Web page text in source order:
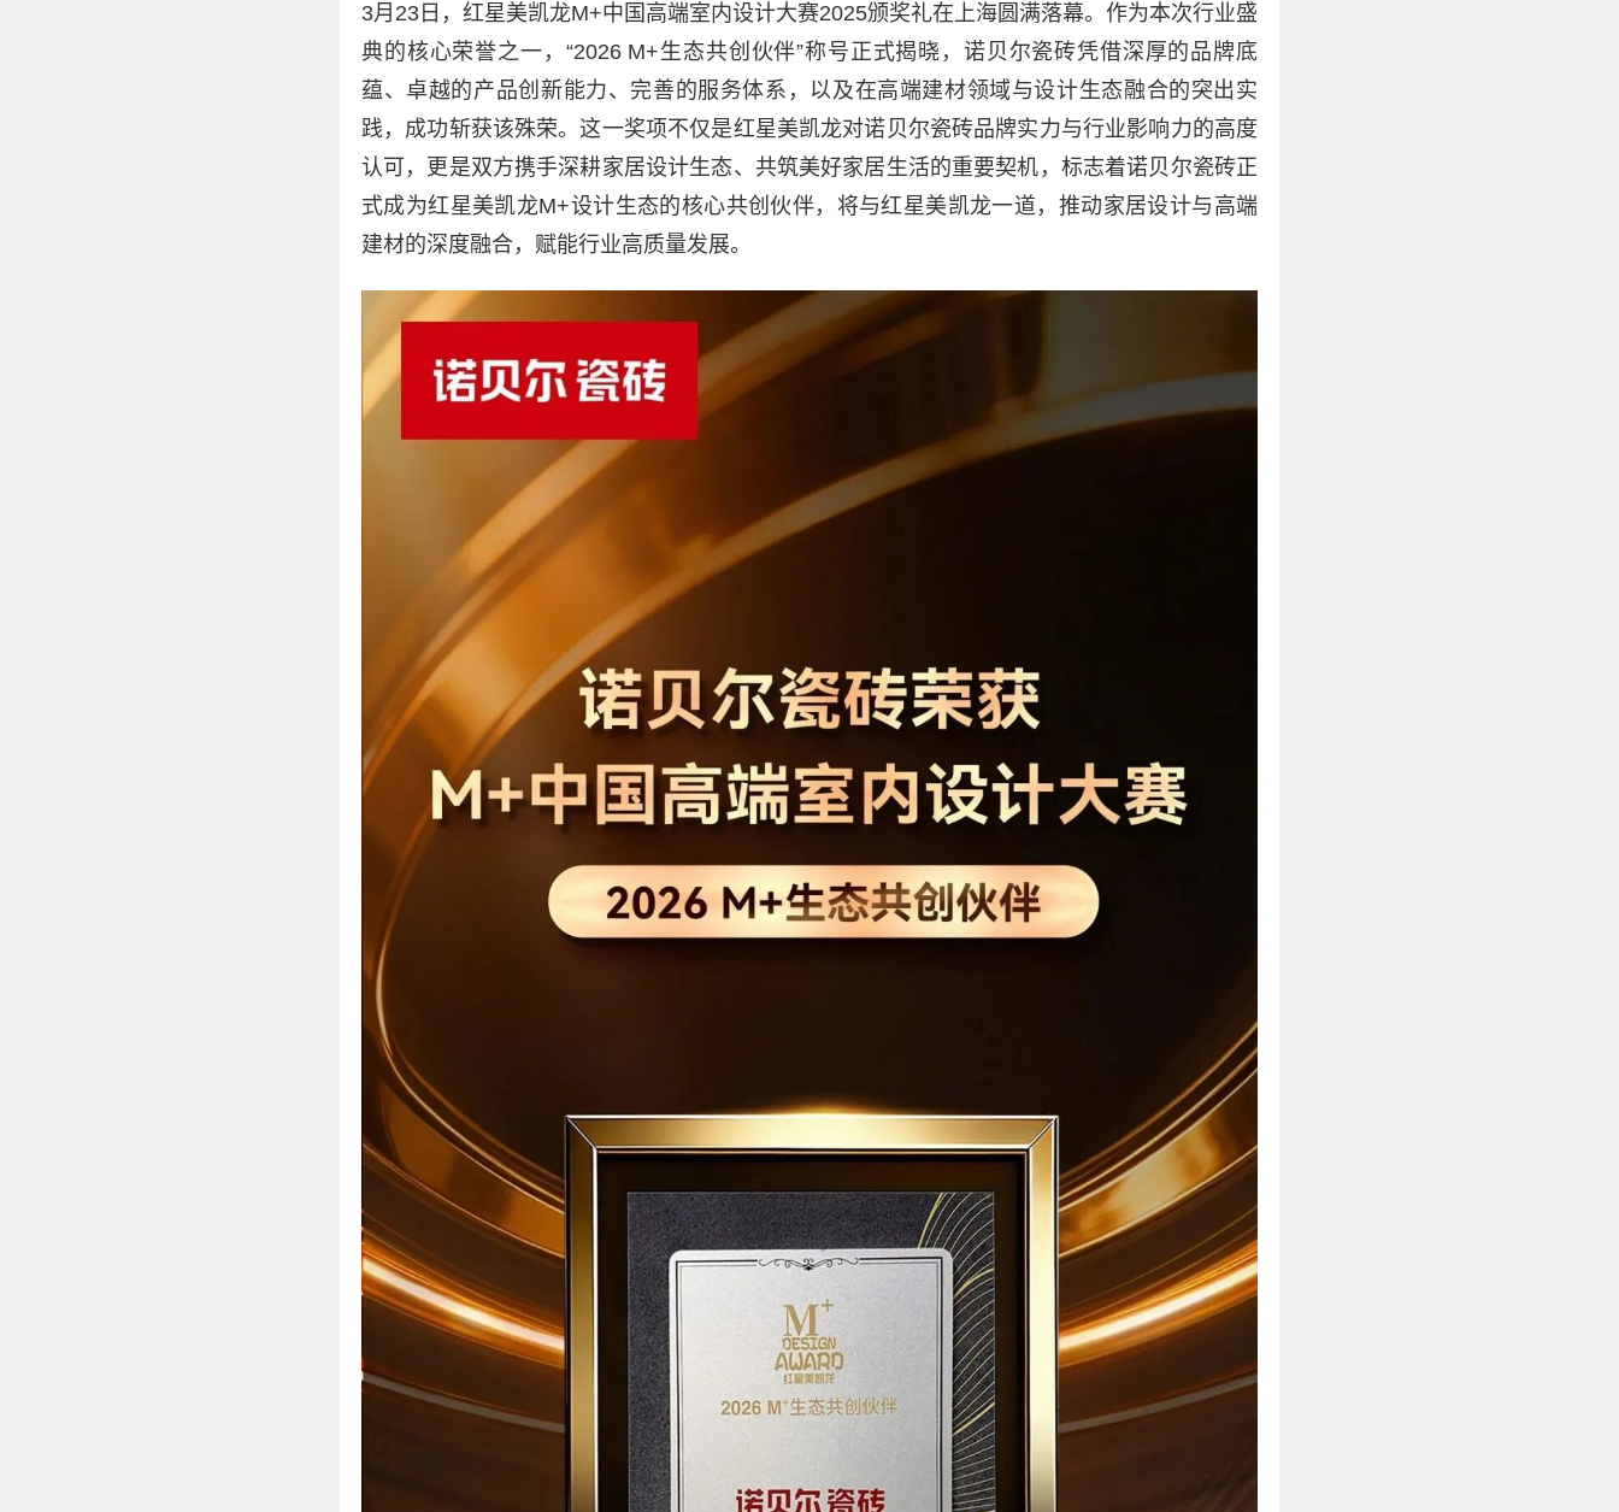
3月23日，红星美凯龙M+中国高端室内设计大赛2025颁奖礼在上海圆满落幕。作为本次行业盛
典的核心荣誉之一，“2026 M+生态共创伙伴”称号正式揭晓，诺贝尔瓷砖凭借深厚的品牌底
蕴、卓越的产品创新能力、完善的服务体系，以及在高端建材领域与设计生态融合的突出实
践，成功斩获该殊荣。这一奖项不仅是红星美凯龙对诺贝尔瓷砖品牌实力与行业影响力的高度
认可，更是双方携手深耕家居设计生态、共筑美好家居生活的重要契机，标志着诺贝尔瓷砖正
式成为红星美凯龙M+设计生态的核心共创伙伴，将与红星美凯龙一道，推动家居设计与高端
建材的深度融合，赋能行业高质量发展。